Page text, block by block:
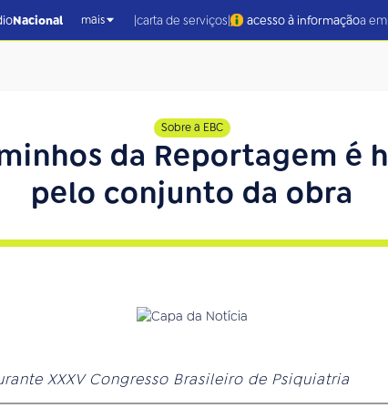
Nacional mais |carta de serviços| acesso à informaçãoa
Sobre a EBC
da Reportagem é
pelo conjunto da obra
XXXV Congresso Brasileiro de Psiquiatria